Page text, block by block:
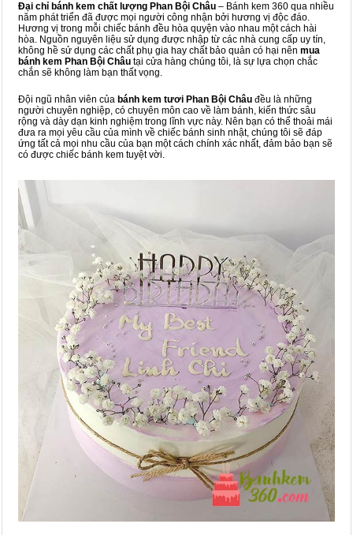
Đại chỉ bánh kem chất lượng Phan Bội Châu – Bánh kem 360 qua nhiều
năm phát triển đã được mọi người công nhận bởi hương vị độc đáo.
Hương vị trong mỗi chiếc bánh đều hòa quyện vào nhau một cách hài
hòa. Nguồn nguyên liệu sử dụng được nhập từ các nhà cung cấp uy tín,
không hề sử dụng các chất phụ gia hay chất bảo quản có hại nên mua
bánh kem Phan Bội Châu tại cửa hàng chúng tôi, là sự lựa chọn chắc
chắn sẽ không làm bạn thất vọng.
Đội ngũ nhân viên của bánh kem tươi Phan Bội Châu đều là những
người chuyên nghiệp, có chuyên môn cao về làm bánh, kiến thức sâu
rộng và dày dạn kinh nghiệm trong lĩnh vực này. Nên bạn có thể thoải mái
đưa ra mọi yêu cầu của mình về chiếc bánh sinh nhật, chúng tôi sẽ đáp
ứng tất cả mọi nhu cầu của bạn một cách chính xác nhất, đảm bảo bạn sẽ
có được chiếc bánh kem tuyệt vời.